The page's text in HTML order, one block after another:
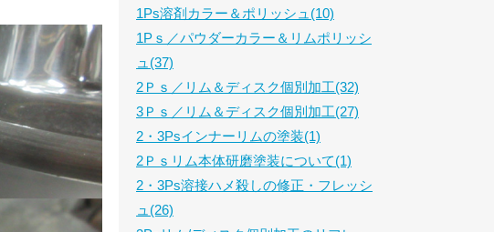
1Ps溶剤カラー＆ポリッシュ(10)
1Pｓ／パウダーカラー＆リムポリッシ
ュ(37)
2Ｐｓ／リム＆ディスク個別加工(32)
3Ｐｓ／リム＆ディスク個別加工(27)
2・3Psインナーリムの塗装(1)
2Ｐｓリム本体研磨塗装について(1)
2・3Ps溶接ハメ殺しの修正・フレッシ
ュ(26)